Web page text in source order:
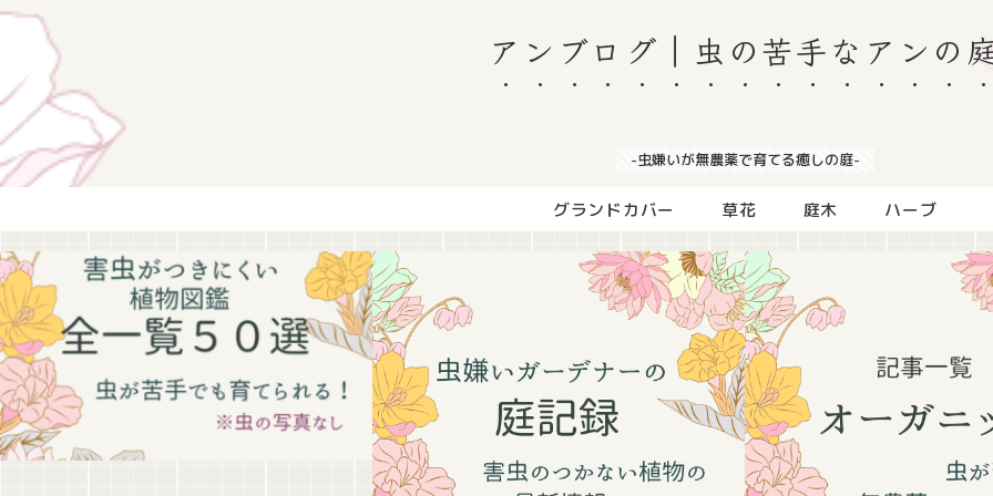
アンブログ｜虫の苦手なアンの
-虫嫌いが無農薬で育てる癒しの庭-
グランドカバー 草花 庭木 ハーブ